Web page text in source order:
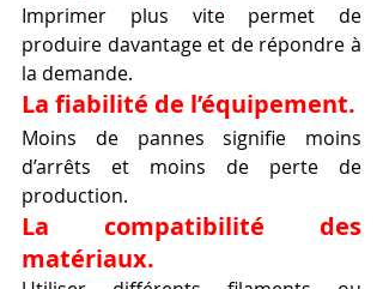
Imprimer plus vite permet de
produire davantage et de répondre à
la demande.
La fiabilité de l’équipement.
Moins de pannes signifie moins
d’arrêts et moins de perte de
production.
La compatibilité des
matériaux.